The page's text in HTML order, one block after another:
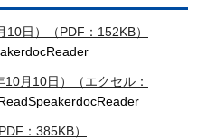
日）（PDF：152KB）
月10日）（エクセル：
：385KB）